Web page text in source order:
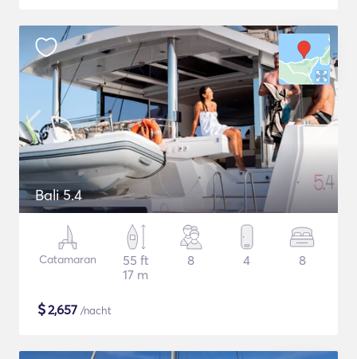
Bali 5.4
Catamaran
55 ft
17 m
8 4 8
$2,657 /nacht